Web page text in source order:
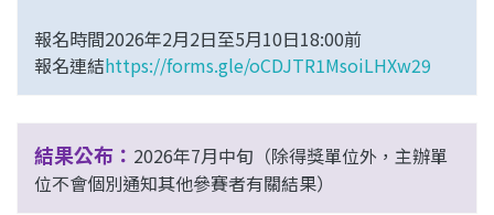
報名時間2026年2月2日至5月10日18:00前
報名連結https://forms.gle/oCDJTR1MsoiLHXw29
結果公布： 2026年7月中旬（除得獎單位外，主辦單
位不會個別通知其他參賽者有關結果）